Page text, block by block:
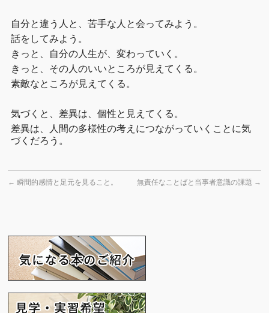
自分と違う人と、苦手な人と会ってみよう。
話をしてみよう。
きっと、自分の人生が、変わっていく。
きっと、その人のいいところが見えてくる。
素敵なところが見えてくる。
気づくと、差異は、個性と見えてくる。
差異は、人間の多様性の考えにつながっていくことに気
づくだろう。
← 瞬間的感情と足元を見ること。 無責任なことばと当事者意識の課題 →